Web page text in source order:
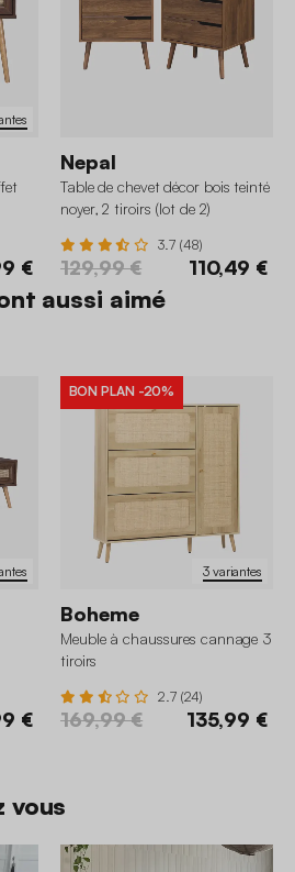
€
Nepal
Table de chevet décor bois teinté
noyer, 2 tiroirs (lot de 2)
3.7 (48)
129,99 € 110,49 €
aussi aimé
€
3 variantes
BON PLAN -20%
Boheme
Meuble à chaussures cannage 3
tiroirs
2.7 (24)
169,99 € 135,99 €
vous